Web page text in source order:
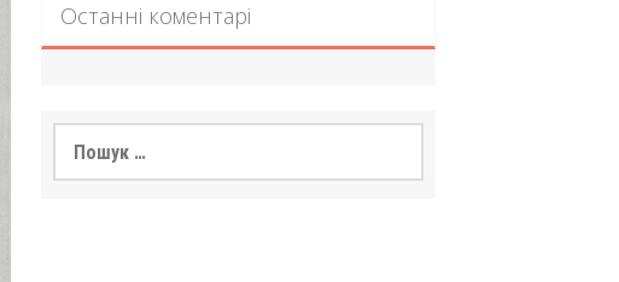
Останні коментарі